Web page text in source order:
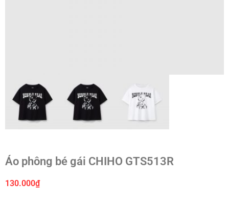
Áo phông bé gái CHIHO GTS513R
130.000₫